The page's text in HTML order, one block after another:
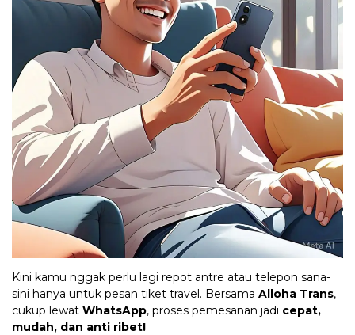
Kini kamu nggak perlu lagi repot antre atau telepon sana-
sini hanya untuk pesan tiket travel. Bersama Alloha Trans,
cukup lewat WhatsApp, proses pemesanan jadi cepat,
mudah, dan anti ribet!